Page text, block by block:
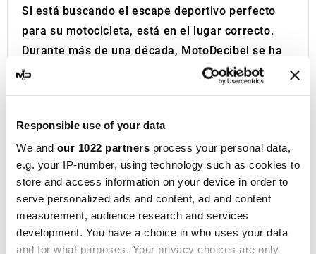
Responsible use of your data
We and our 1022 partners process your personal data,
e.g. your IP-number, using technology such as cookies to
store and access information on your device in order to
serve personalized ads and content, ad and content
measurement, audience research and services
development. You have a choice in who uses your data
and for what purposes. Your privacy choices are only
Si está buscando el escape deportivo perfecto
para su motocicleta, está en el lugar correcto.
Durante más de una década, MotoDecibel se ha
dedicado a la investigación y reventa de los
Escape de su Motocicleta, no dude en
contactarnos.
IXIL, fundada en Barcelona en 1955, es hoy una
marca consolidada en el ámbito del
motociclismo, presente en más de 40
distribuidores de los cinco continentes. Con más
de cincuenta años de experiencia, la empresa